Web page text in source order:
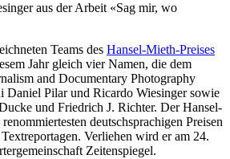
aus der Arbeit «Sag mir, wo
Teams des Hansel-Mieth-Preises
Jahr gleich vier Namen, die dem
and Documentary Photography
Daniel Pilar und Ricardo Wiesinger sowie
und Friedrich J. Richter. Der Hansel-
deutschsprachigen Preisen
Verliehen wird er am 24.
Zeitenspiegel.